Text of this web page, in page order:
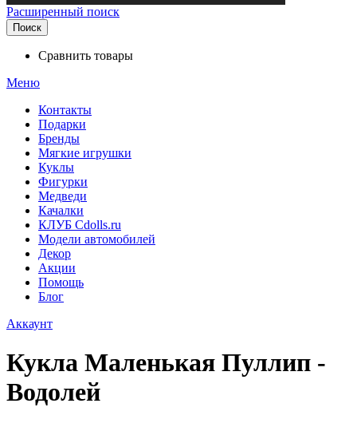
Расширенный поиск
Поиск
Сравнить товары
Меню
Контакты
Подарки
Бренды
Мягкие игрушки
Куклы
Фигурки
Медведи
Качалки
КЛУБ Cdolls.ru
Модели автомобилей
Декор
Акции
Помощь
Блог
Аккаунт
Кукла Маленькая Пуллип -
Водолей